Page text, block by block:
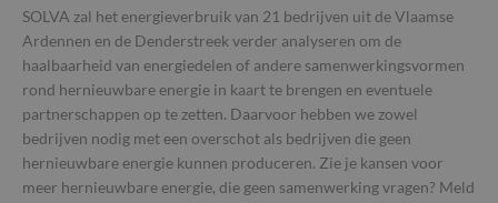
SOLVA zal het energieverbruik van 21 bedrijven uit de Vlaamse
Ardennen en de Denderstreek verder analyseren om de
haalbaarheid van energiedelen of andere samenwerkingsvormen
rond hernieuwbare energie in kaart te brengen en eventuele
partnerschappen op te zetten. Daarvoor hebben we zowel
bedrijven nodig met een overschot als bedrijven die geen
hernieuwbare energie kunnen produceren. Zie je kansen voor
meer hernieuwbare energie, die geen samenwerking vragen? Meld